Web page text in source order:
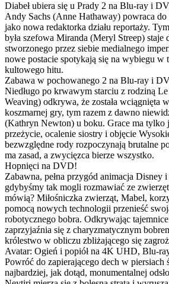
Diabeł ubiera się u Prady 2 na Blu-ray i
Andy Sachs (Anne Hathaway) powraca
jako nowa redaktorka działu reportaży.
była szefowa Miranda (Meryl Streep) staje
stworzonego przez siebie medialnego
nowe postacie spotykają się na wybiegu
kultowego hitu.
Zabawa w pochowanego 2 na Blu-ray i
Niedługo po krwawym starciu z rodziną
Weaving) odkrywa, że została wciągnięta
koszmarnej gry, tym razem z dawno
(Kathryn Newton) u boku. Grace ma tylko
przeżycie, ocalenie siostry i objęcie
bezwzględne rody rozpoczynają brutalne
ma zasad, a zwycięzca bierze wszystko.
Hopnięci na DVD!
Zabawna, pełna przygód animacja Disney
gdybyśmy tak mogli rozmawiać ze
mówią? Miłośniczka zwierząt, Mabel,
pomocą nowych technologii przenieść
robotycznego bobra. Odkrywając
zaprzyjaźnia się z charyzmatycznym
królestwo w obliczu zbliżającego się
Avatar: Ogień i popiół na 4K UHD, Blu-
Powróć do zapierającego dech w piersiach
najbardziej, jak dotąd, monumentalnej